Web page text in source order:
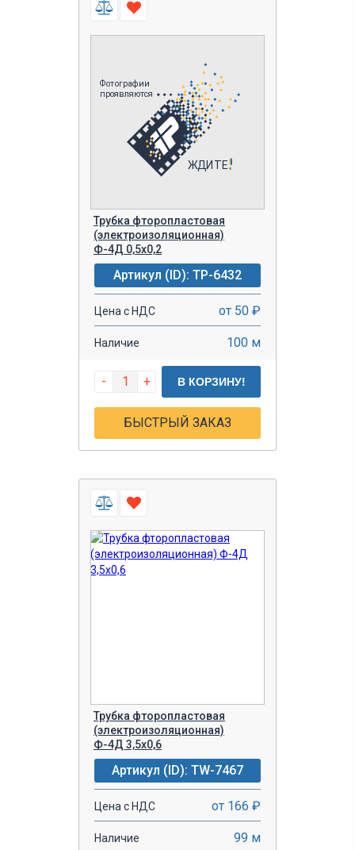
Трубка фторопластовая
(электроизоляционная)
Ф-4Д 0,5х0,2
Артикул (ID): TP-6432
Цена с НДС от 50 ₽
Наличие 100 м
- + В КОРЗИНУ!
БЫСТРЫЙ ЗАКАЗ
Трубка фторопластовая
(электроизоляционная)
Ф-4Д 3,5х0,6
Артикул (ID): TW-7467
Цена с НДС от 166 ₽
Наличие 99 м